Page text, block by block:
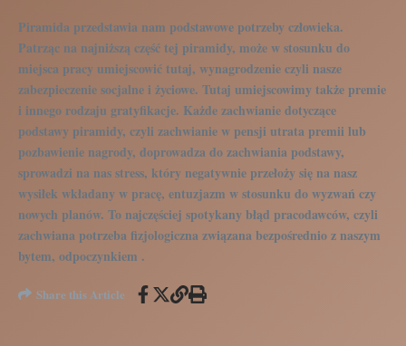
Piramida przedstawia nam podstawowe potrzeby człowieka.
Patrząc na najniższą część tej piramidy, może w stosunku do
miejsca pracy umiejscowić tutaj, wynagrodzenie czyli nasze
zabezpieczenie socjalne i życiowe. Tutaj umiejscowimy także premie
i innego rodzaju gratyfikacje. Każde zachwianie dotyczące
podstawy piramidy, czyli zachwianie w pensji utrata premii lub
pozbawienie nagrody, doprowadza do zachwiania podstawy,
sprowadzi na nas stress, który negatywnie przełoży się na nasz
wysiłek wkładany w pracę, entuzjazm w stosunku do wyzwań czy
nowych planów. To najczęściej spotykany błąd pracodawców, czyli
zachwiana potrzeba fizjologiczna związana bezpośrednio z naszym
bytem, odpoczynkiem .
Share this Article